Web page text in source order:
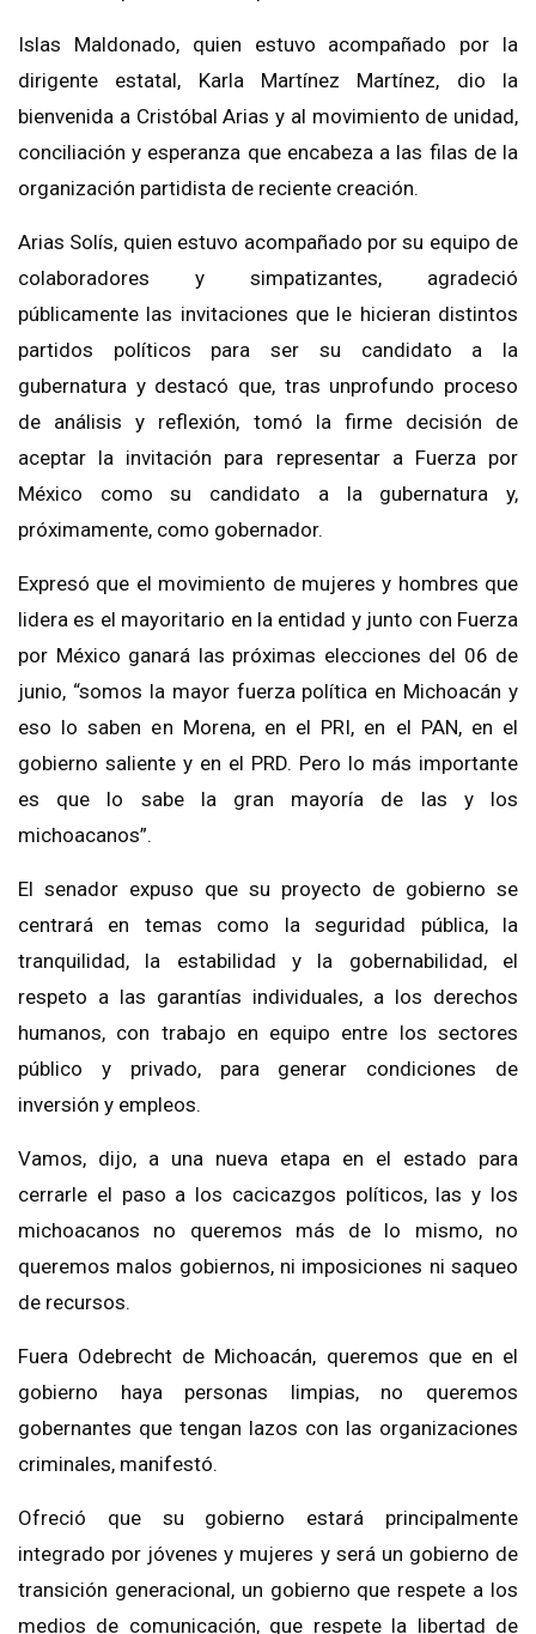
Islas Maldonado, quien estuvo acompañado por la
dirigente estatal, Karla Martínez Martínez, dio la
bienvenida a Cristóbal Arias y al movimiento de unidad,
conciliación y esperanza que encabeza a las filas de la
organización partidista de reciente creación.
Arias Solís, quien estuvo acompañado por su equipo de
colaboradores y simpatizantes, agradeció
públicamente las invitaciones que le hicieran distintos
partidos políticos para ser su candidato a la
gubernatura y destacó que, tras unprofundo proceso
de análisis y reflexión, tomó la firme decisión de
aceptar la invitación para representar a Fuerza por
México como su candidato a la gubernatura y,
próximamente, como gobernador.
Expresó que el movimiento de mujeres y hombres que
lidera es el mayoritario en la entidad y junto con Fuerza
por México ganará las próximas elecciones del 06 de
junio, “somos la mayor fuerza política en Michoacán y
eso lo saben en Morena, en el PRI, en el PAN, en el
gobierno saliente y en el PRD. Pero lo más importante
es que lo sabe la gran mayoría de las y los
michoacanos”.
El senador expuso que su proyecto de gobierno se
centrará en temas como la seguridad pública, la
tranquilidad, la estabilidad y la gobernabilidad, el
respeto a las garantías individuales, a los derechos
humanos, con trabajo en equipo entre los sectores
público y privado, para generar condiciones de
inversión y empleos.
Vamos, dijo, a una nueva etapa en el estado para
cerrarle el paso a los cacicazgos políticos, las y los
michoacanos no queremos más de lo mismo, no
queremos malos gobiernos, ni imposiciones ni saqueo
de recursos.
Fuera Odebrecht de Michoacán, queremos que en el
gobierno haya personas limpias, no queremos
gobernantes que tengan lazos con las organizaciones
criminales, manifestó.
Ofreció que su gobierno estará principalmente
integrado por jóvenes y mujeres y será un gobierno de
transición generacional, un gobierno que respete a los
medios de comunicación, que respete la libertad de